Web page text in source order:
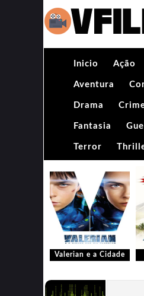
Inicio Ação
Aventura
Drama
Fantasia
Terror
Valerian e a Cidade